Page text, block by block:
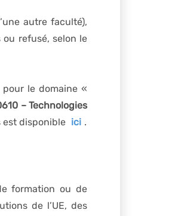
autre faculté),
ou refusé, selon le
le domaine «
– Technologies
est disponible ici .
formation ou de
de l’UE, des